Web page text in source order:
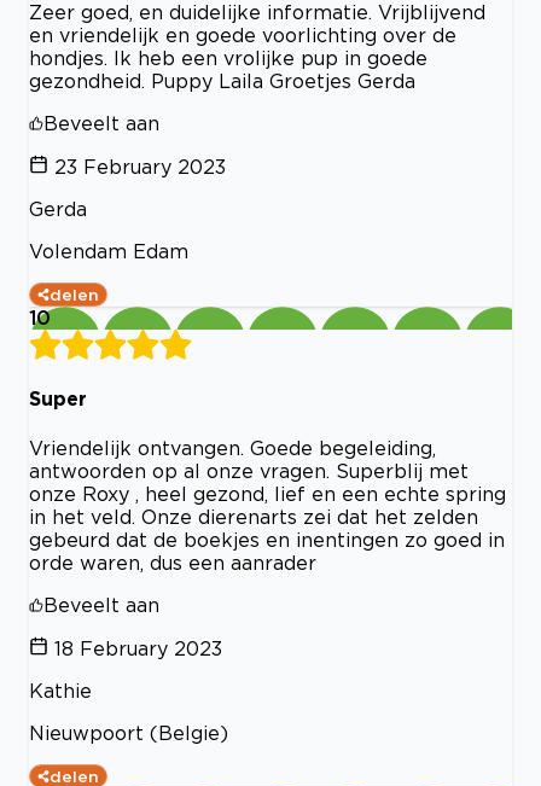
Zeer goed, en duidelijke informatie. Vrijblijvend
en vriendelijk en goede voorlichting over de
hondjes. Ik heb een vrolijke pup in goede
gezondheid. Puppy Laila Groetjes Gerda
Beveelt aan
23 February 2023
Gerda
Volendam Edam
delen
10
Super
Vriendelijk ontvangen. Goede begeleiding,
antwoorden op al onze vragen. Superblij met
onze Roxy , heel gezond, lief en een echte spring
in het veld. Onze dierenarts zei dat het zelden
gebeurd dat de boekjes en inentingen zo goed in
orde waren, dus een aanrader
Beveelt aan
18 February 2023
Kathie
Nieuwpoort (Belgie)
delen